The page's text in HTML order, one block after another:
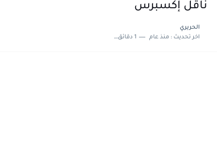
ناقل إكسبرس
الحريري
اخر تحديث :منذ عام 1 دقائق للقراءة